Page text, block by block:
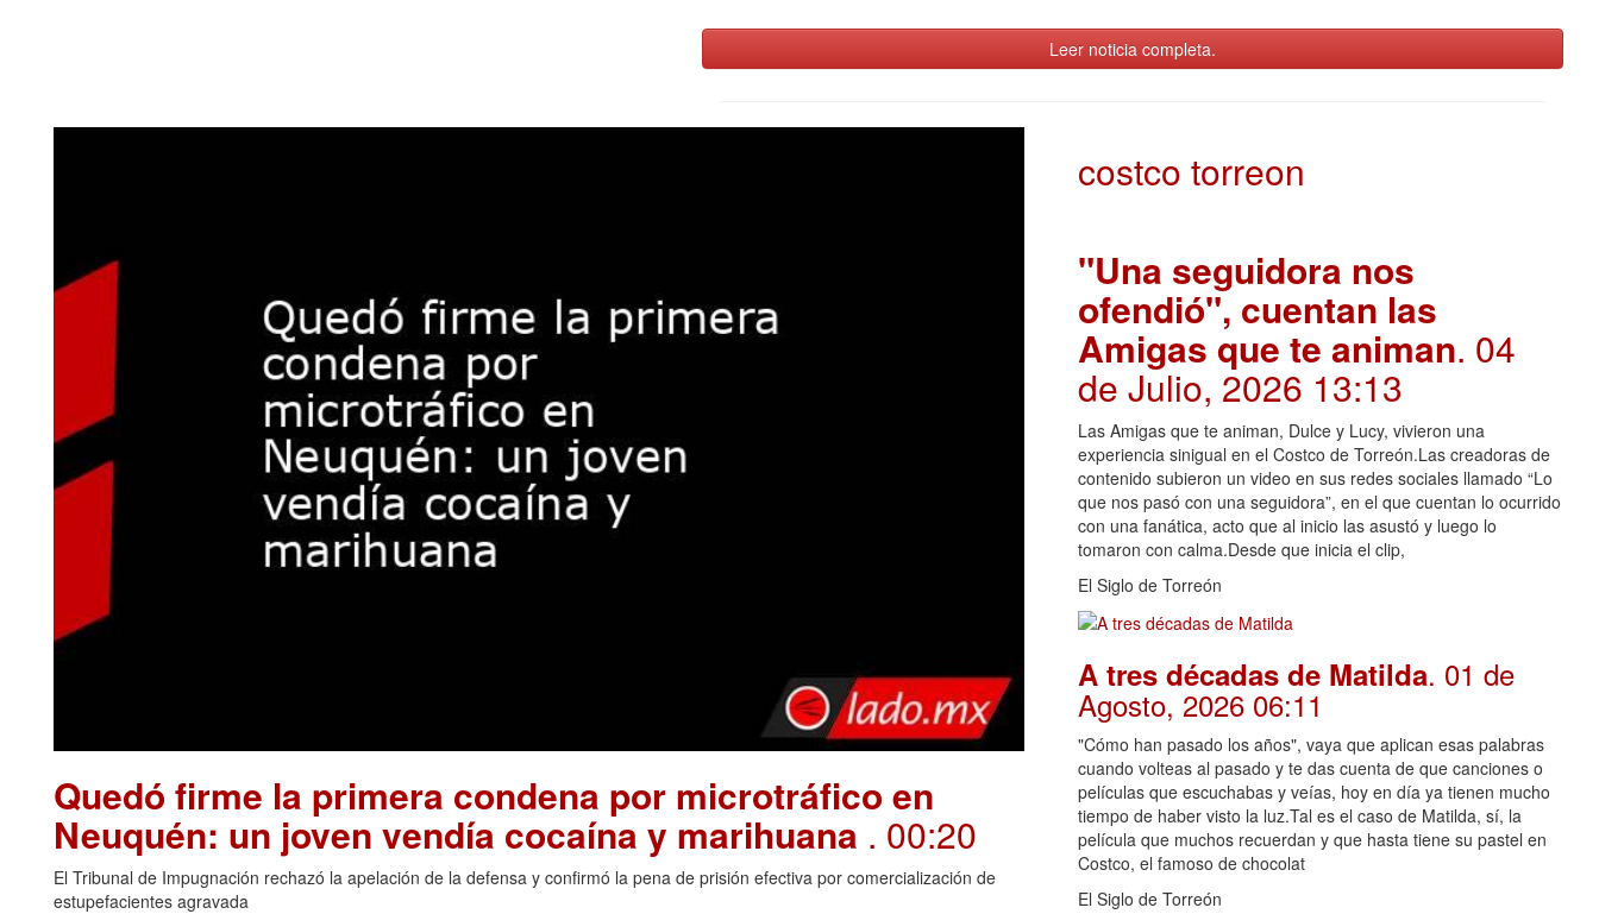
Leer noticia completa.
Quedó firme la primera condena por microtráfico en
Neuquén: un joven vendía cocaína y marihuana . 00:20
El Tribunal de Impugnación rechazó la apelación de la defensa y confirmó la pena de prisión efectiva por comercialización de
estupefacientes agravada
costco torreon
"Una seguidora nos
ofendió", cuentan las
Amigas que te animan. 04
de Julio, 2026 13:13
Las Amigas que te animan, Dulce y Lucy, vivieron una
experiencia sinigual en el Costco de Torreón.Las creadoras de
contenido subieron un video en sus redes sociales llamado “Lo
que nos pasó con una seguidora”, en el que cuentan lo ocurrido
con una fanática, acto que al inicio las asustó y luego lo
tomaron con calma.Desde que inicia el clip,
El Siglo de Torreón
A tres décadas de Matilda. 01 de
Agosto, 2026 06:11
"Cómo han pasado los años", vaya que aplican esas palabras
cuando volteas al pasado y te das cuenta de que canciones o
películas que escuchabas y veías, hoy en día ya tienen mucho
tiempo de haber visto la luz.Tal es el caso de Matilda, sí, la
película que muchos recuerdan y que hasta tiene su pastel en
Costco, el famoso de chocolat
El Siglo de Torreón